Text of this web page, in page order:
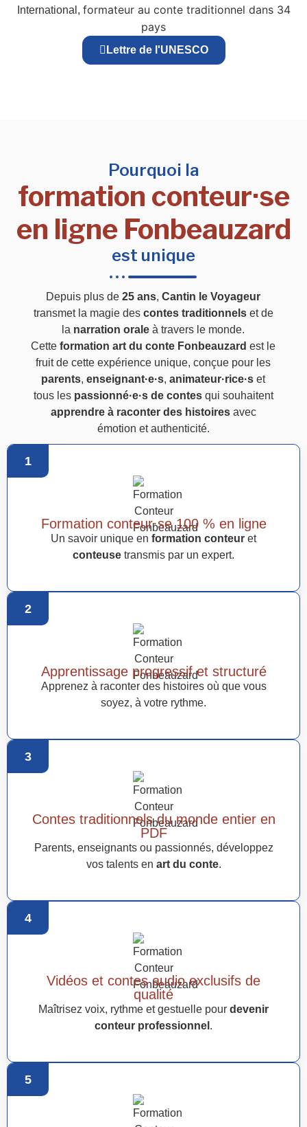
International, formateur au conte traditionnel dans 34
pays
Lettre de l'UNESCO
Pourquoi la
formation conteur·se
en ligne Fonbeauzard
est unique
Depuis plus de25 ans,Cantin le Voyageur
transmet la magie des contes traditionnelset de
la narration orale à travers le monde.
Cetteformation art du conte Fonbeauzard est le
fruit de cette expérience unique, conçue pour les
parents,enseignant·e·s,animateur·rice·s et
tous les passionné·e·s de contesqui souhaitent
apprendre à raconter des histoiresavec
émotion et authenticité.
1
Formation conteur·se 100 % en ligne
Un savoir unique en formation conteur et
conteuse transmis par un expert.
2
Apprentissage progressif et structuré
Apprenez à raconter des histoires où que vous
soyez, à votre rythme.
3
Contes traditionnels du monde entier en
PDF
Parents, enseignants ou passionnés, développez
vos talents en art du conte.
4
Vidéos et contes audio exclusifs de
qualité
Maîtrisez voix, rythme et gestuelle pour devenir
conteur professionnel .
5